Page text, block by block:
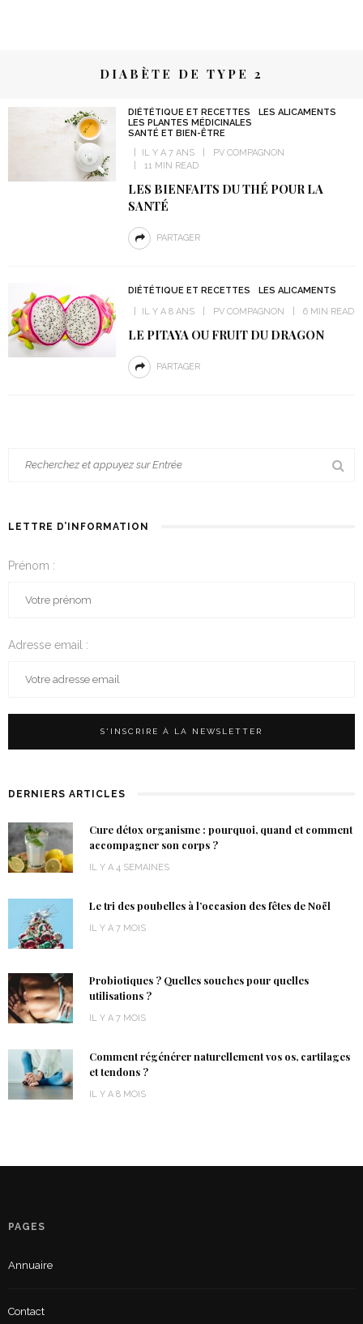
DIABÈTE DE TYPE 2
DIÉTÉTIQUE ET RECETTES
LES ALICAMENTS
LES PLANTES MÉDICINALES
SANTÉ ET BIEN-ÊTRE
IL Y A 7 ANS
PV COMPAGNON
11 MIN READ
LES BIENFAITS DU THÉ POUR LA
SANTÉ
PARTAGER
DIÉTÉTIQUE ET RECETTES
LES ALICAMENTS
IL Y A 8 ANS
PV COMPAGNON 6 MIN READ
LE PITAYA OU FRUIT DU DRAGON
PARTAGER
LETTRE D’INFORMATION
Prénom :
Adresse email :
DERNIERS ARTICLES
Cure détox organisme : pourquoi, quand et comment
accompagner son corps ?
IL Y A 4 SEMAINES
Le tri des poubelles à l’occasion des fêtes de Noël
IL Y A 7 MOIS
Probiotiques ? Quelles souches pour quelles
utilisations ?
IL Y A 7 MOIS
Comment régénérer naturellement vos os, cartilages
et tendons ?
IL Y A 8 MOIS
PAGES
Annuaire
Contact